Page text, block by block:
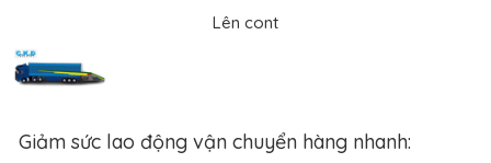
Lên cont
Giảm sức lao động vận chuyển hàng nhanh: